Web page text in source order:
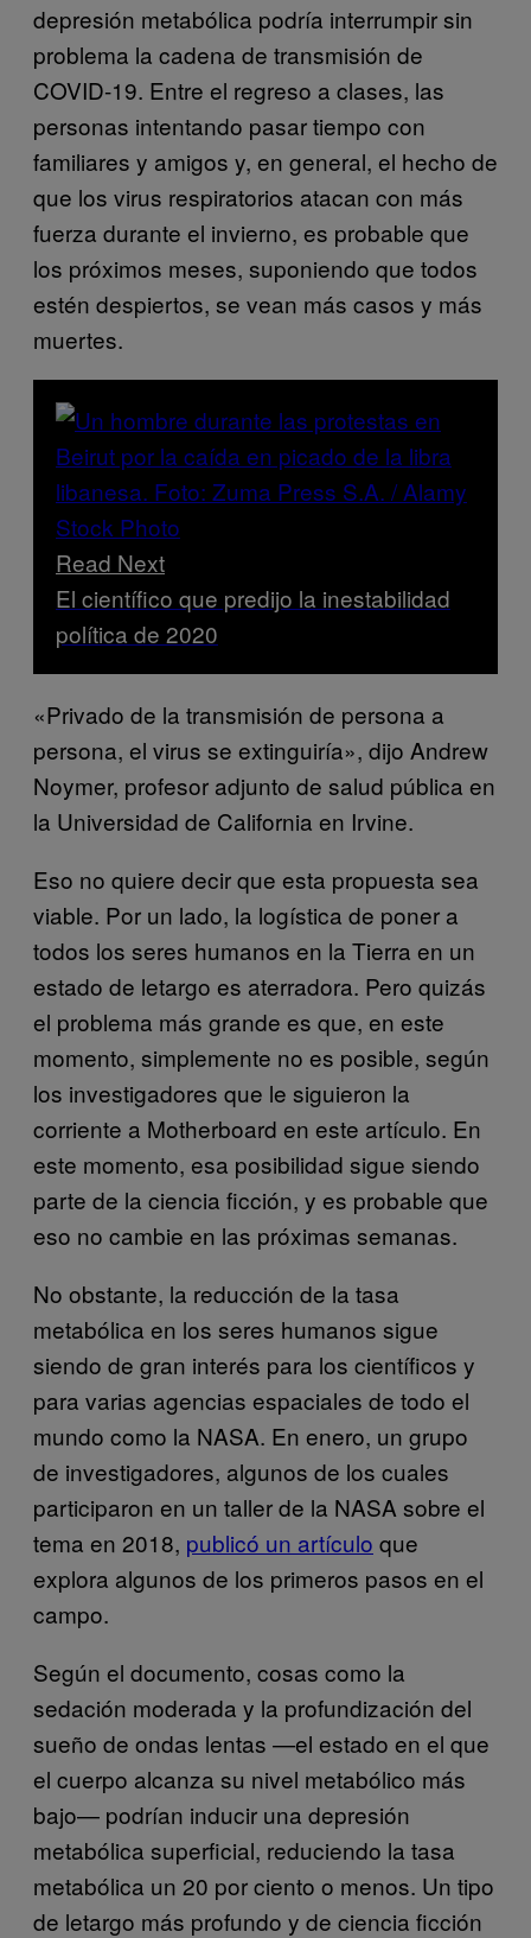
depresión metabólica podría interrumpir sin
problema la cadena de transmisión de
COVID-19. Entre el regreso a clases, las
personas intentando pasar tiempo con
familiares y amigos y, en general, el hecho de
que los virus respiratorios atacan con más
fuerza durante el invierno, es probable que
los próximos meses, suponiendo que todos
estén despiertos, se vean más casos y más
muertes.
Read Next
El científico que predijo la inestabilidad
política de 2020
«Privado de la transmisión de persona a
persona, el virus se extinguiría», dijo Andrew
Noymer, profesor adjunto de salud pública en
la Universidad de California en Irvine.
Eso no quiere decir que esta propuesta sea
viable. Por un lado, la logística de poner a
todos los seres humanos en la Tierra en un
estado de letargo es aterradora. Pero quizás
el problema más grande es que, en este
momento, simplemente no es posible, según
los investigadores que le siguieron la
corriente a Motherboard en este artículo. En
este momento, esa posibilidad sigue siendo
parte de la ciencia ficción, y es probable que
eso no cambie en las próximas semanas.
No obstante, la reducción de la tasa
metabólica en los seres humanos sigue
siendo de gran interés para los científicos y
para varias agencias espaciales de todo el
mundo como la NASA. En enero, un grupo
de investigadores, algunos de los cuales
participaron en un taller de la NASA sobre el
tema en 2018, publicó un artículo que
explora algunos de los primeros pasos en el
campo.
Según el documento, cosas como la
sedación moderada y la profundización del
sueño de ondas lentas —el estado en el que
el cuerpo alcanza su nivel metabólico más
bajo— podrían inducir una depresión
metabólica superficial, reduciendo la tasa
metabólica un 20 por ciento o menos. Un tipo
de letargo más profundo y de ciencia ficción